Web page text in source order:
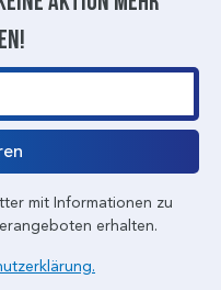
mit Informationen zu
erhalten.